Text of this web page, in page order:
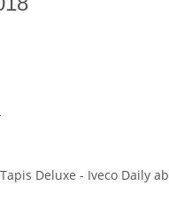
Deluxe - Iveco Daily